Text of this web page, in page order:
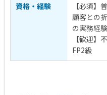
資格・経験
【必須】
顧客との
の実務経験
【歓迎】
FP2級